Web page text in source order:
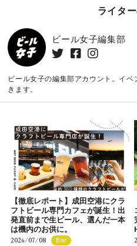
ライタ
ビール女子編集部
ビール女子の編集部アカウント。イ
きます。
【徹底レポート】成田空港にクラ
フトビール専門カフェが誕生！出
発直前まで生ビール、選んだ一本
は機内のお供に。
2026/07/08 Bar